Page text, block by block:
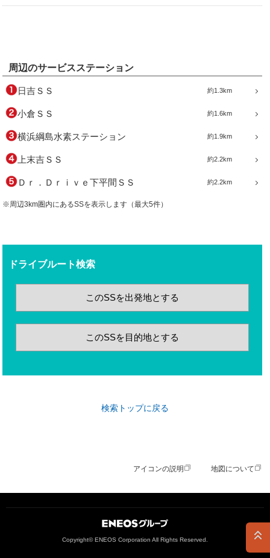
周辺のサービスステーション
約1.3km
日吉ＳＳ
約1.6km
小倉ＳＳ
約1.9km
横浜綱島水素ステーション
約2.2km
上末吉ＳＳ
約2.2km
Ｄｒ．Ｄｒｉｖｅ下平間ＳＳ
※周辺3km圏内にあるSSを表示します（最大5件）
ドライブルート検索
このSSを出発地とする
このSSを目的地とする
検索トップに戻る
アイコンの説明 地図について
Copyright© ENEOS Corporation All Rights Reserved.